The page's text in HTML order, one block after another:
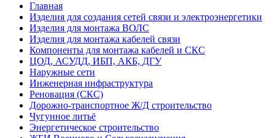
Главная
Изделия для создания сетей связи и электроэнергетики
Изделия для монтажа ВОЛС
Изделия для монтажа кабелей связи
Компоненты для монтажа кабелей и СКС
ЦОД, АСУДД, ИБП, АКБ, ДГУ
Наружные сети
Инженерная инфраструктура
Реновация (СКС)
Дорожно-транспортное Ж/Д строительство
Чугунное литьё
Энергетическое строительство